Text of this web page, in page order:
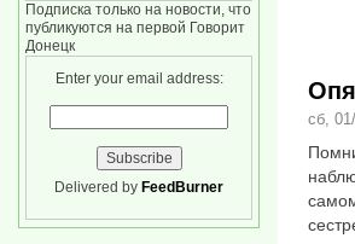
сб,
Подписка только на новости, что
публикуются на первой Говорит
Донецк
Enter your email address:
Delivered by FeedBurner